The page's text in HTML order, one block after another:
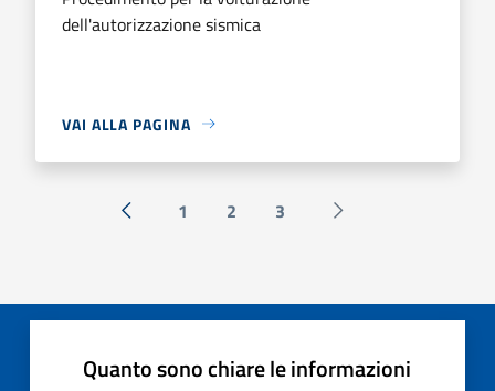
dell'autorizzazione sismica
VAI ALLA PAGINA
« Precedente
1 2 3 Successiva »
Quanto sono chiare le informazioni